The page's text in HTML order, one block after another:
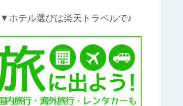
▼ホテル選びは楽天トラベルで♪